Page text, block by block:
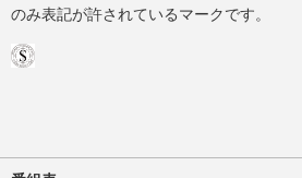
のみ表記が許されているマークです。